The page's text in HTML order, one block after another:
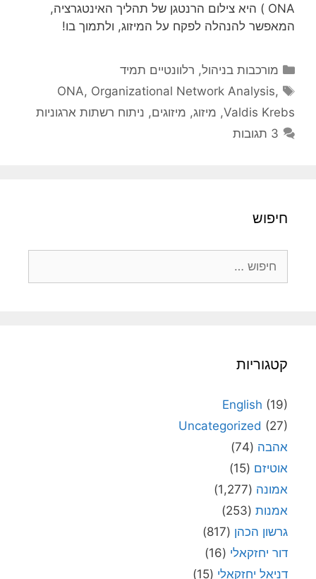
ONA) היא צילום הרנטגן של תהליך האינטגרציה,
המאפשר להנהלה לפקח על המיזוג, ולתמוך בו!
קטגוריות
מורכבות בניהול, רלוונטיים תמיד
תגיות
ONA, Organizational Network Analysis,
Valdis Krebs
, מיזוג, מיזוגים, ניתוח רשתות ארגוניות
3 תגובות
חיפוש
קטגוריות
English (19)
Uncategorized (27)
אהבה (74)
אוטיזם (15)
אמונה (1,277)
אמנות (253)
גרשון הכהן (817)
דור יחזקאלי (16)
דניאל יחזקאלי (15)